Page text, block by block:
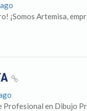
¡Somos Artemisa,
en Dibujo